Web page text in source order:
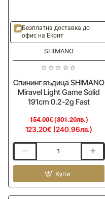
Ново
-20%
Безплатна доставка до
офис на Еконт
SHIMANO
Спининг въдица SHIMANO
Miravel Light Game Solid
191cm 0.2-2g Fast
123.20€ (240.96лв.)
154.00€ (301.20лв.)
въдица
SHIMANO
Miravel
Light
Купи